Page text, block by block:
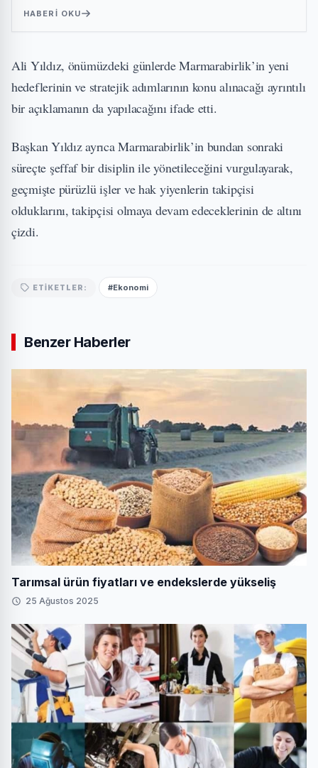
HABERI OKU
Ali Yıldız, önümüzdeki günlerde Marmarabirlik’in yeni
hedeflerinin ve stratejik adımlarının konu alınacağı ayrıntılı
bir açıklamanın da yapılacağını ifade etti.
Başkan Yıldız ayrıca Marmarabirlik’in bundan sonraki
süreçte şeffaf bir disiplin ile yönetileceğini vurgulayarak,
geçmişte pürüzlü işler ve hak yiyenlerin takipçisi
olduklarını, takipçisi olmaya devam edeceklerinin de altını
çizdi.
ETIKETLER: #Ekonomi
Benzer Haberler
Tarımsal ürün fiyatları ve endekslerde yükseliş
25 Ağustos 2025